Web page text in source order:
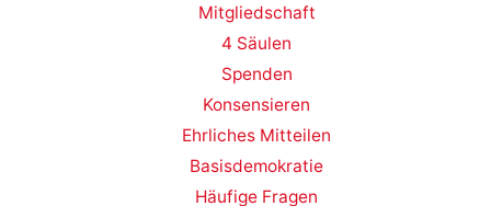
Mitgliedschaft
4 Säulen
Spenden
Konsensieren
Ehrliches Mitteilen
Basisdemokratie
Häufige Fragen